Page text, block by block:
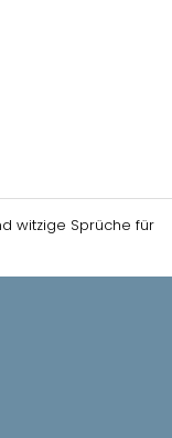
witzige Sprüche für